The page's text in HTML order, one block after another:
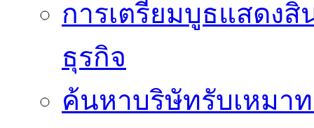
การเตรียมบูธแสดงสิ
ธุรกิจ
ค้นหาบริษัทรับเหมา